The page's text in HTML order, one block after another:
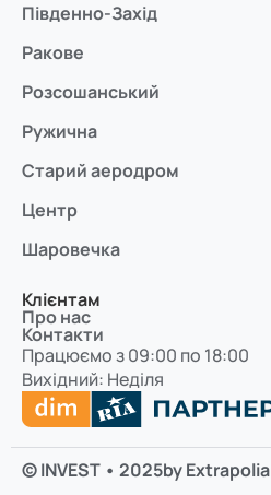
Південно-Захід
Ракове
Розсошанський
Ружична
Старий аеродром
Центр
Шаровечка
Клієнтам
Про нас
Контакти
Працюємо з 09:00 по 18:00
Вихідний: Неділя
© INVEST • 2025by Extrapolia